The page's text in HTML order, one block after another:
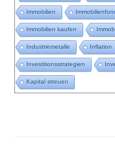
Immobilien
Immobilien kaufen
Industriemetalle Inflation
Investitionsstrategien
Kapital streuen